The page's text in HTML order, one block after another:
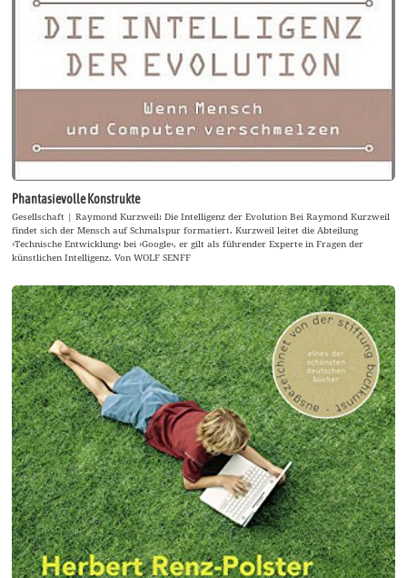
Phantasievolle Konstrukte
Gesellschaft | Raymond Kurzweil: Die Intelligenz der Evolution Bei Raymond Kurzweil
findet sich der Mensch auf Schmalspur formatiert. Kurzweil leitet die Abteilung
›Technische Entwicklung‹ bei ›Google‹, er gilt als führender Experte in Fragen der
künstlichen Intelligenz. Von WOLF SENFF